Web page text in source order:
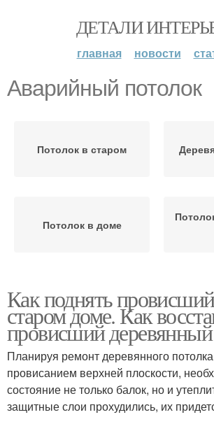
ДЕТАЛИ
главная новости
Аварийный потолок
Потолок в старом
Потолок в доме
доме
Как поднять
старом доме. Как
провисший
Планируя ремонт деревянного
провисанием верхней плоскости,
состояние не только балок, но и
защитные слои прохудились, их